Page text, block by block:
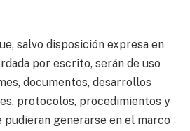
salvo disposición expresa en
por escrito, serán de uso
documentos, desarrollos
protocolos, procedimientos y
pudieran generarse en el marco